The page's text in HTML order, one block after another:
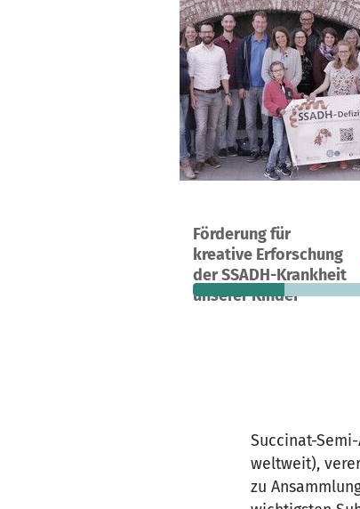
Förderung für
kreative Erforschung
der SSADH-Krankheit
unserer Kinder
Ein Projekt in Köln,
22
Spenden
38 %
finanziert
Succinat-
weltweit),
zu